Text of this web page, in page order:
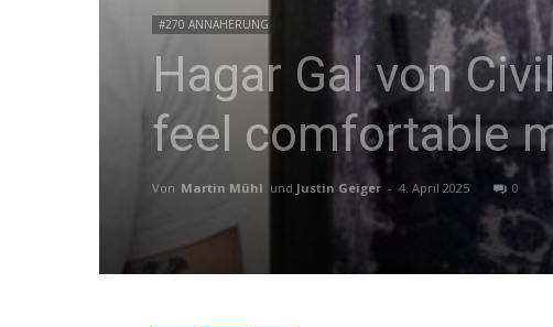
#270 ANNÄHERUNG
Hagar Gal von
feel comfortable
Von Martin Mühl und Justin Geiger - 4. April 2025 0